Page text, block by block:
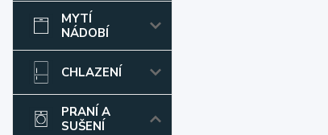
MYTÍ
NÁDOBÍ
CHLAZENÍ
PRANÍ A
SUŠENÍ